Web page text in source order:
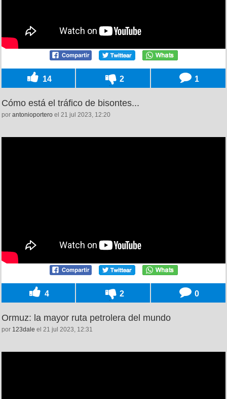
14 2 1
Cómo está el tráfico de bisontes...
por antonioportero el 21 jul 2023, 12:20
4 2 0
Ormuz: la mayor ruta petrolera del mundo
por 123dale el 21 jul 2023, 12:31